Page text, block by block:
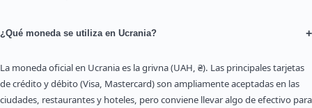
¿Qué moneda se utiliza en Ucrania? +
La moneda oficial en Ucrania es la grivna (UAH, ₴). Las principales tarjetas
de crédito y débito (Visa, Mastercard) son ampliamente aceptadas en las
ciudades, restaurantes y hoteles, pero conviene llevar algo de efectivo para